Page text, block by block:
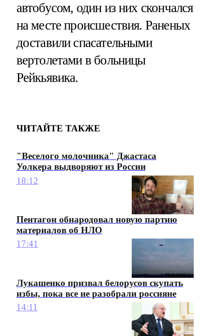
автобусом, один из них скончался
на месте происшествия. Раненых
доставили спасательными
вертолетами в больницы
Рейкьявика.
ЧИТАЙТЕ ТАКЖЕ
"Веселого молочника" Джастаса
Уолкера выдворяют из России
18:12
Пентагон обнародовал новую партию
материалов об НЛО
17:41
Лукашенко призвал белорусов скупать
избы, пока все не разобрали россияне
14:11